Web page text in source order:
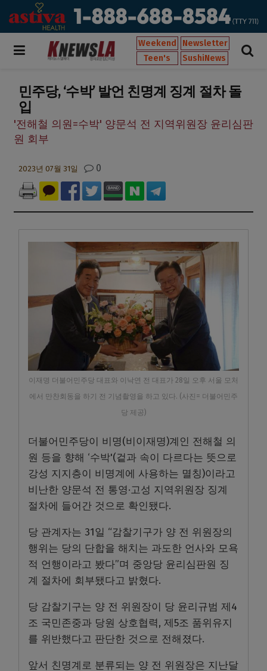
Weekend
Newsletter
Teen's
SushiNews
민주당, ‘수박’ 발언 친명계 징계 절차 돌
입
'전해철 의원=수박' 양문석 전 지역위원장 윤리심판
원 회부
2023년 07월 31일 0
이재명 더불어민주당 대표와 이낙연 전 대표가 28일 오후 서울 모처
에서 만찬회동을 하기 전 기념촬영을 하고 있다. (사진= 더불어민주
당 제공)
더불어민주당이 비명(비이재명)계인 전해철 의
원 등을 향해 ‘수박'(겉과 속이 다르다는 뜻으로
강성 지지층이 비명계에 사용하는 멸칭)이라고
비난한 양문석 전 통영·고성 지역위원장 징계
절차에 들어간 것으로 확인됐다.
당 관계자는 31일 “감찰기구가 양 전 위원장의
행위는 당의 단합을 해치는 과도한 언사와 모욕
적 언행이라고 봤다”며 중앙당 윤리심판원 징
계 절차에 회부됐다고 밝혔다.
당 감찰기구는 양 전 위원장이 당 윤리규범 제4
조 국민존중과 당원 상호협력, 제5조 품위유지
를 위반했다고 판단한 것으로 전해졌다.
앞서 친명계로 분류되는 양 전 위원장은 지난달